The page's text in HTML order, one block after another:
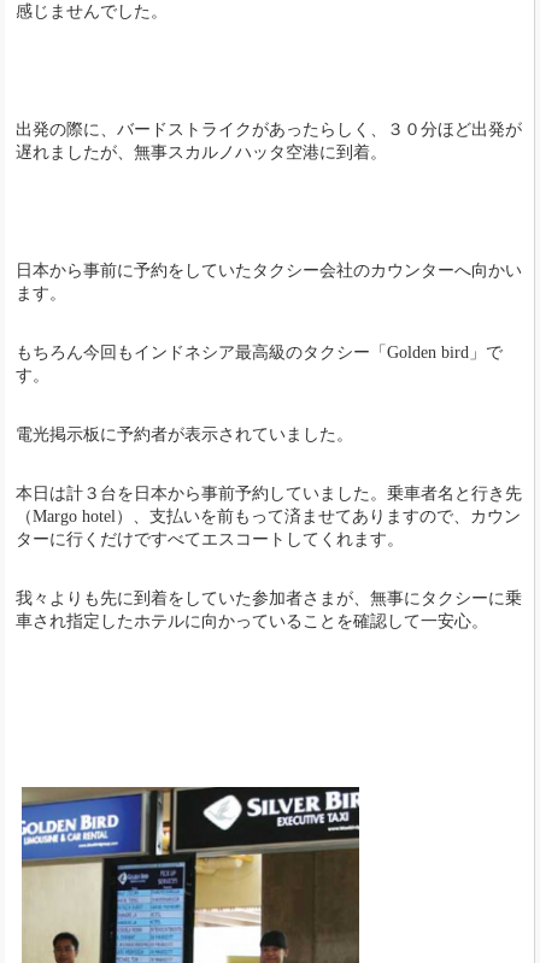
感じませんでした。
出発の際に、バードストライクがあったらしく、３０分ほど出発が
遅れましたが、無事スカルノハッタ空港に到着。
日本から事前に予約をしていたタクシー会社のカウンターへ向かい
ます。
もちろん今回もインドネシア最高級のタクシー「Golden bird」で
す。
電光掲示板に予約者が表示されていました。
本日は計３台を日本から事前予約していました。乗車者名と行き先
（Margo hotel）、支払いを前もって済ませてありますので、カウン
ターに行くだけですべてエスコートしてくれます。
我々よりも先に到着をしていた参加者さまが、無事にタクシーに乗
車され指定したホテルに向かっていることを確認して一安心。